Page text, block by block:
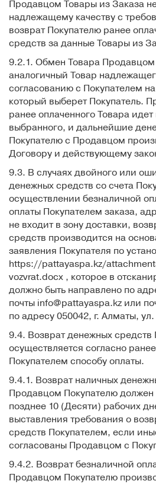
Продавцом Товары из Заказа
надлежащему качеству с
возврат Покупателю ранее
средств за данные Товары из
9.2.1. Обмен Товара Продавцом
аналогичный Товар
согласованию с Покупателем
который выберет Покупатель.
ранее оплаченного Товара идет
выбранного, и дальнейшие
Покупателю с Продавцом
Договору и действующему
9.3. В случаях двойного или
денежных средств со счета
осуществлении безналичной
оплаты Покупателем заказа,
не входит в зону доставки,
средств производится на
заявления Покупателя по
https://pattayaspa.kz/
vozvrat.docx , которое в
должно быть направлено по
почты info@pattayaspa.kz или
по адресу 050042, г. Алматы,
9.4. Возврат денежных
осуществляется согласно
Покупателем способу оплаты.
9.4.1. Возврат наличных
Продавцом Покупателю должен
позднее 10 (Десяти) рабочих
выставления требования о
средств Покупателем, если
согласованы Продавцом с
9.4.2. Возврат безналичной
Продавцом Покупателю